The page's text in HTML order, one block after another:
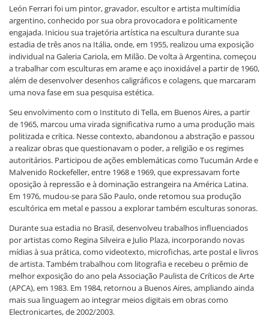
León Ferrari foi um pintor, gravador, escultor e artista multimídia
argentino, conhecido por sua obra provocadora e politicamente
engajada. Iniciou sua trajetória artística na escultura durante sua
estadia de três anos na Itália, onde, em 1955, realizou uma exposição
individual na Galeria Cariola, em Milão. De volta à Argentina, começou
a trabalhar com esculturas em arame e aço inoxidável a partir de 1960,
além de desenvolver desenhos caligráficos e colagens, que marcaram
uma nova fase em sua pesquisa estética.
Seu envolvimento com o Instituto di Tella, em Buenos Aires, a partir
de 1965, marcou uma virada significativa rumo a uma produção mais
politizada e crítica. Nesse contexto, abandonou a abstração e passou
a realizar obras que questionavam o poder, a religião e os regimes
autoritários. Participou de ações emblemáticas como Tucumán Arde e
Malvenido Rockefeller, entre 1968 e 1969, que expressavam forte
oposição à repressão e à dominação estrangeira na América Latina.
Em 1976, mudou-se para São Paulo, onde retomou sua produção
escultórica em metal e passou a explorar também esculturas sonoras.
Durante sua estadia no Brasil, desenvolveu trabalhos influenciados
por artistas como Regina Silveira e Julio Plaza, incorporando novas
mídias à sua prática, como videotexto, microfichas, arte postal e livros
de artista. Também trabalhou com litografia e recebeu o prêmio de
melhor exposição do ano pela Associação Paulista de Críticos de Arte
(APCA), em 1983. Em 1984, retornou a Buenos Aires, ampliando ainda
mais sua linguagem ao integrar meios digitais em obras como
Electronicartes, de 2002/2003.